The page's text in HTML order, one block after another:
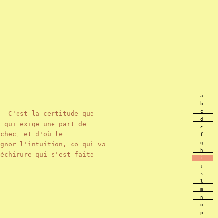
C'est la certitude que
qui exige une part de
et d'où le
l'intuition, ce qui va
qui s'est faite
___a____
___b____
___c____
___d____
___e____
___f____
___g____
___h____
___i____
___j____
___k____
___m____
___n____
___o____
___p____